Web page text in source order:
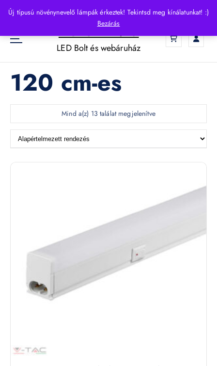
Új típusú növénynevelő lámpák érkeztek! Tekintsd meg kínálatunkat! :)
Bezárás
p
o
HelloLED.hu
LED Bolt és webáruház
120 cm-es
Mind a(z) 13 találat megjelenítve